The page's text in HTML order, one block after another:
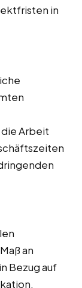
in
Arbeit
an
Bezug auf